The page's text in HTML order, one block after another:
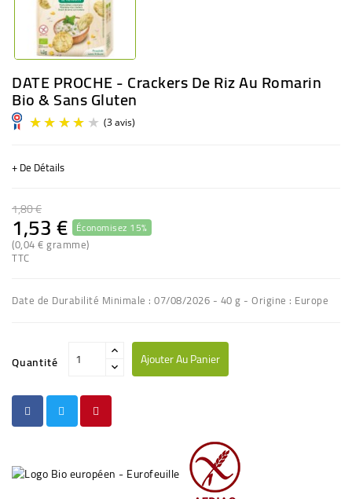
DATE PROCHE - Crackers De Riz Au Romarin
Bio & Sans Gluten
+ De Détails
1,80 €
1,53 € Économisez 15%
(0,04 € gramme)
TTC
Date de Durabilité Minimale : 07/08/2026 - 40 g - Origine : Europe
Quantité Ajouter Au Panier